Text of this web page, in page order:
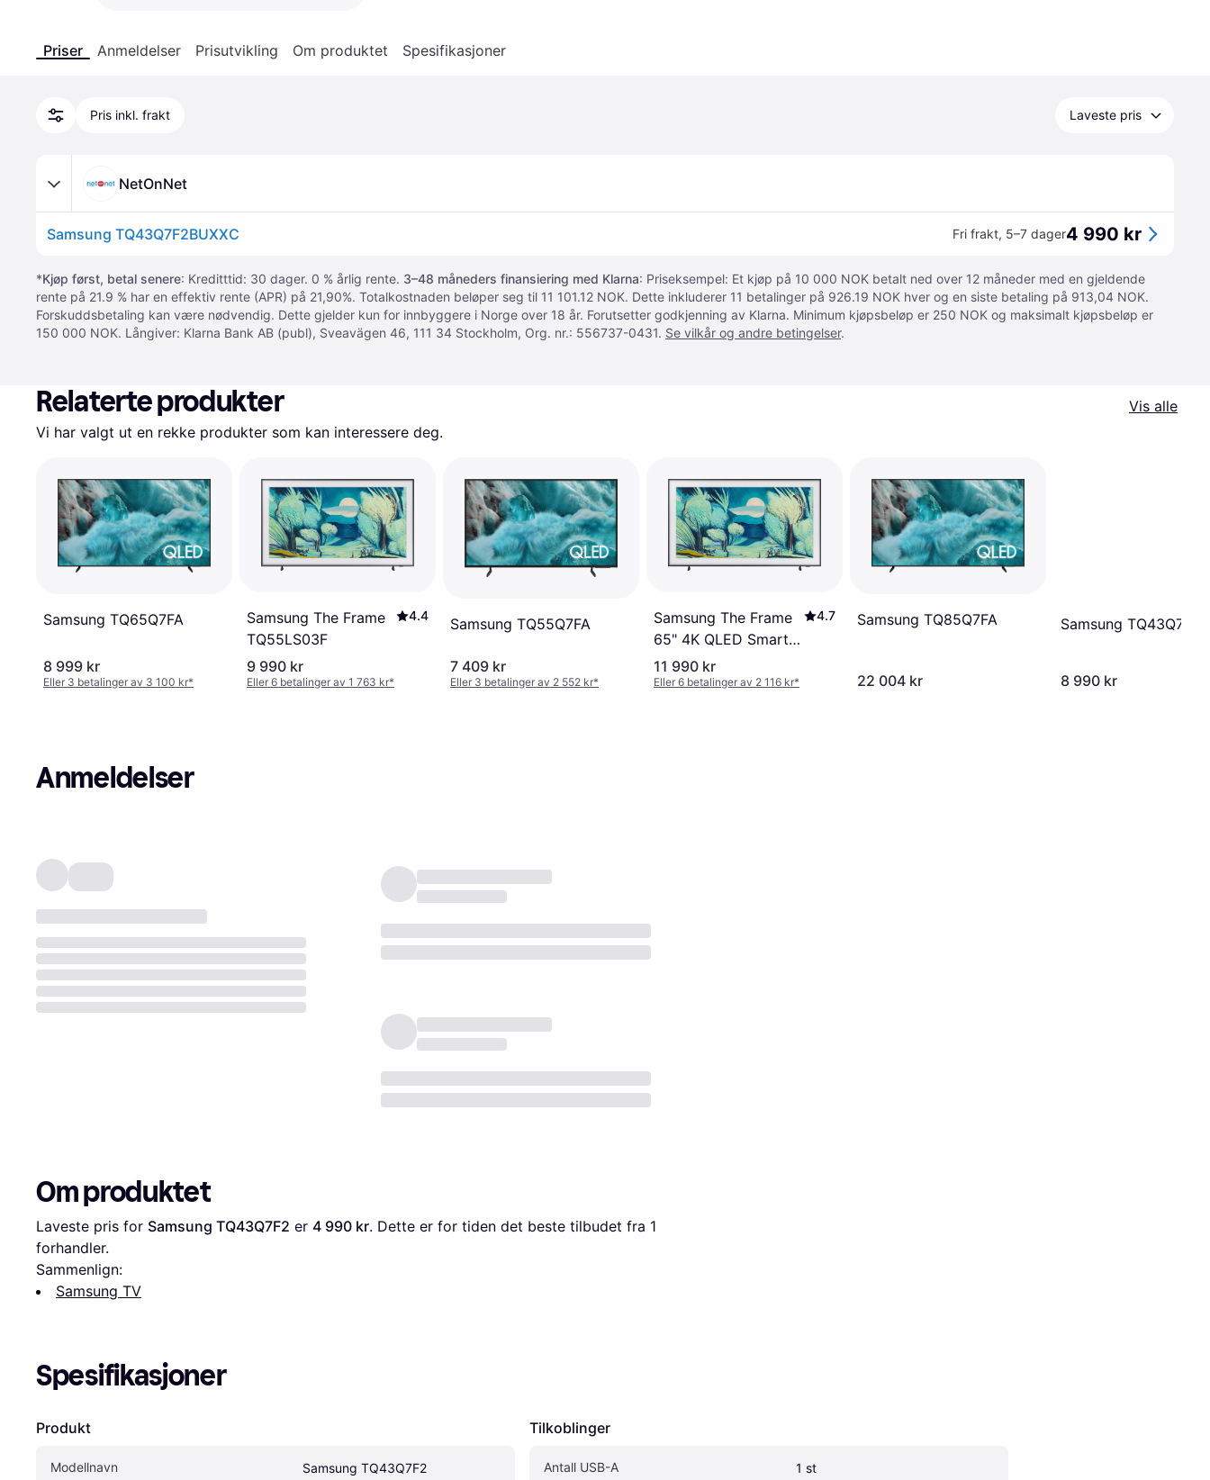
Priser Anmeldelser Prisutvikling Om produktet Spesifikasjoner
Pris inkl. frakt Laveste pris
NetOnNet
Samsung TQ43Q7F2BUXXC Fri frakt, 5–7 dager4 990 kr
*Kjøp først, betal senere: Kreditttid: 30 dager. 0 % årlig rente. 3–48 måneders finansiering med Klarna: Priseksempel: Et kjøp på 10 000 NOK betalt ned over 12 måneder med en gjeldende
rente på 21.9 % har en effektiv rente (APR) på 21,90%. Totalkostnaden beløper seg til 11 101.12 NOK. Dette inkluderer 11 betalinger på 926.19 NOK hver og en siste betaling på 913,04 NOK.
Forskuddsbetaling kan være nødvendig. Dette gjelder kun for innbyggere i Norge over 18 år. Forutsetter godkjenning av Klarna. Minimum kjøpsbeløp er 250 NOK og maksimalt kjøpsbeløp er
150 000 NOK. Långiver: Klarna Bank AB (publ), Sveavägen 46, 111 34 Stockholm, Org. nr.: 556737-0431. Se vilkår og andre betingelser.
Relaterte produkter
Vis alle
Vi har valgt ut en rekke produkter som kan interessere deg.
Samsung TQ65Q7FA
8 999 kr
Eller 3 betalinger av 3 100 kr*
Samsung The Frame
TQ55LS03F
4.4
9 990 kr
Eller 6 betalinger av 1 763 kr*
Samsung TQ55Q7FA
7 409 kr
Eller 3 betalinger av 2 552 kr*
Samsung The Frame
65" 4K QLED Smart
TV (2025)
4.7
11 990 kr
Eller 6 betalinger av 2 116 kr*
Samsung TQ85Q7FA
22 004 kr
Samsung TQ43Q7FA
8 990 kr
Anmeldelser
Om produktet
Laveste pris for Samsung TQ43Q7F2 er 4 990 kr. Dette er for tiden det beste tilbudet fra 1
forhandler.
Sammenlign:
Samsung TV
Spesifikasjoner
Produkt
Modellnavn Samsung TQ43Q7F2
Tilkoblinger
Antall USB-A 1 st